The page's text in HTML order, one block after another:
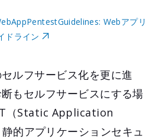
Webアプリ
ドライン
ルフサービス化を更に進
もセルフサービスにする場
（Static Application
的アプリケーションセキュ